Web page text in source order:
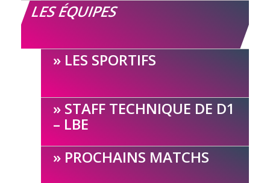
LES ÉQUIPES
LES SPORTIFS
STAFF TECHNIQUE DE D1
– LBE
PROCHAINS MATCHS